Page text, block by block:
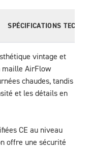
SPÉCIFICATIONS
vintage et
maille AirFlow
chaudes, tandis
et les détails en
CE au niveau
offre une sécurité